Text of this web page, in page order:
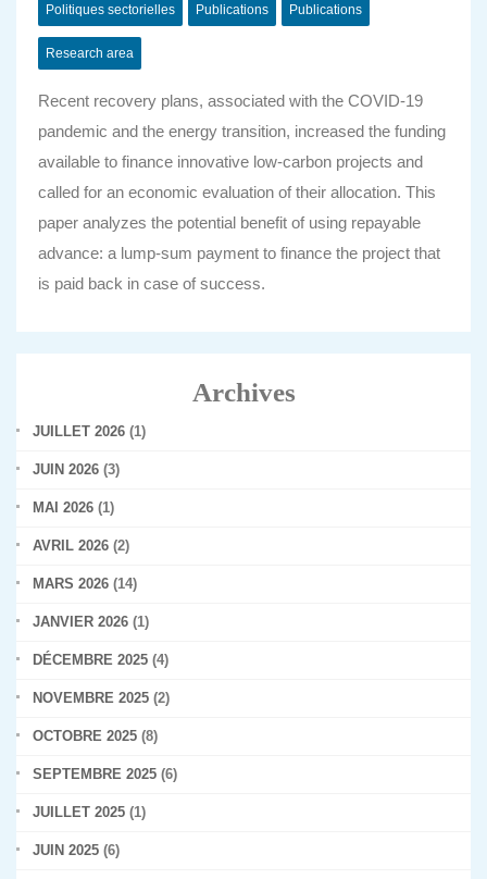
Politiques sectorielles Publications Publications
Research area
Recent recovery plans, associated with the COVID‐19
pandemic and the energy transition, increased the funding
available to finance innovative low‐carbon projects and
called for an economic evaluation of their allocation. This
paper analyzes the potential benefit of using repayable
advance: a lump‐sum payment to finance the project that
is paid back in case of success.
Archives
JUILLET 2026 (1)
JUIN 2026 (3)
MAI 2026 (1)
AVRIL 2026 (2)
MARS 2026 (14)
JANVIER 2026 (1)
DÉCEMBRE 2025 (4)
NOVEMBRE 2025 (2)
OCTOBRE 2025 (8)
SEPTEMBRE 2025 (6)
JUILLET 2025 (1)
JUIN 2025 (6)